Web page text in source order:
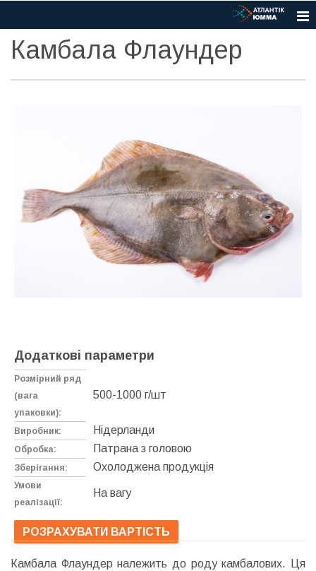
Камбала Флаундер
Додаткові параметри
Розмірний ряд
(вага
упаковки):
500-1000 г/шт
Виробник: Нідерланди
Обробка: Патрана з головою
Зберігання: Охолоджена продукція
Умови
реалізації:
На вагу
РОЗРАХУВАТИ ВАРТІСТЬ
Камбала Флаундер належить до роду камбалових. Ця